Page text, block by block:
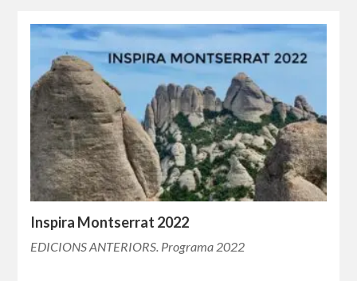
Inspira Montserrat 2022
EDICIONS ANTERIORS. Programa 2022